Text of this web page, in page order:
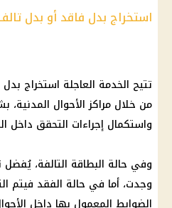
استخراج بدل فاقد أو بدل
تتيح الخدمة العاجلة استخراج
من خلال مراكز الأحوال المدنية،
واستكمال إجراءات التحقق داخل
وفي حالة البطاقة التالفة،
وجدت، أما في حالة الفقد فيتم
الضوابط المعمول بها داخل